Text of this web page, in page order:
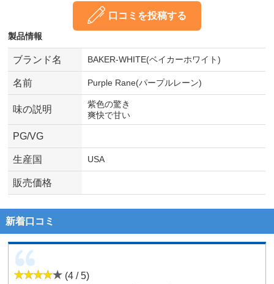
口コミを投稿する
製品情報
ブランド名 BAKER-WHITE(ベイカーホワイト)
名前 Purple Rane(パープルレーン)
味の説明
紫色の驚き
爽快で甘い
PG/VG
生産国 USA
販売価格
新着口コミ
(4 / 5)